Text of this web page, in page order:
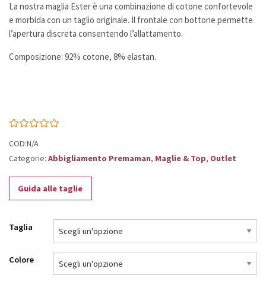
originale
era:
75,00€.
attuale
è:
37,50€.
La nostra maglia Ester è una combinazione di cotone confortevole
e morbida con un taglio originale. Il frontale con bottone permette
l’apertura discreta consentendo l’allattamento.
Composizione: 92% cotone, 8% elastan.
COD:N/A
Categorie: Abbigliamento Premaman, Maglie & Top, Outlet
Guida alle taglie
Taglia
Colore